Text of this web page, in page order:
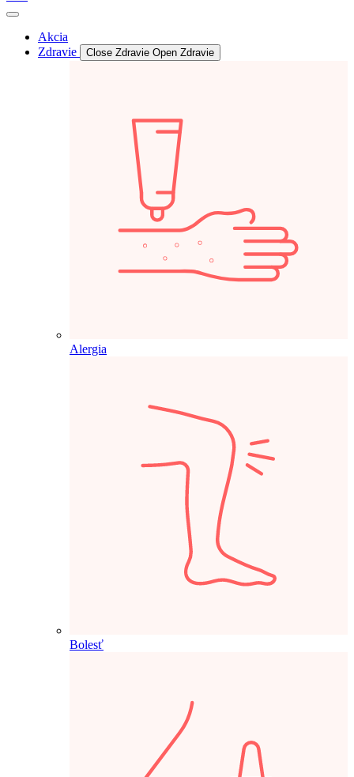
Akcia
Zdravie
Close Zdravie Open Zdravie
Alergia
Bolesť